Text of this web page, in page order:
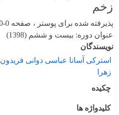
زخم
پذیرفته شده برای پوستر ، صفحه 0-0 (
عنوان دوره: بیست و ششم (1398)
نویسندگان
استرکی آسانا عباسی دوانی
زهرا
چکیده
کلیدواژه ها